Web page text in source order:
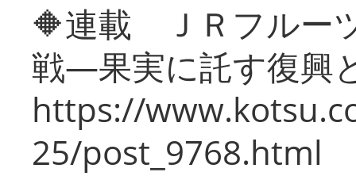
🔶連載 ＪＲフルー
戦―果実に託す復興
https://
25/post_9768.html